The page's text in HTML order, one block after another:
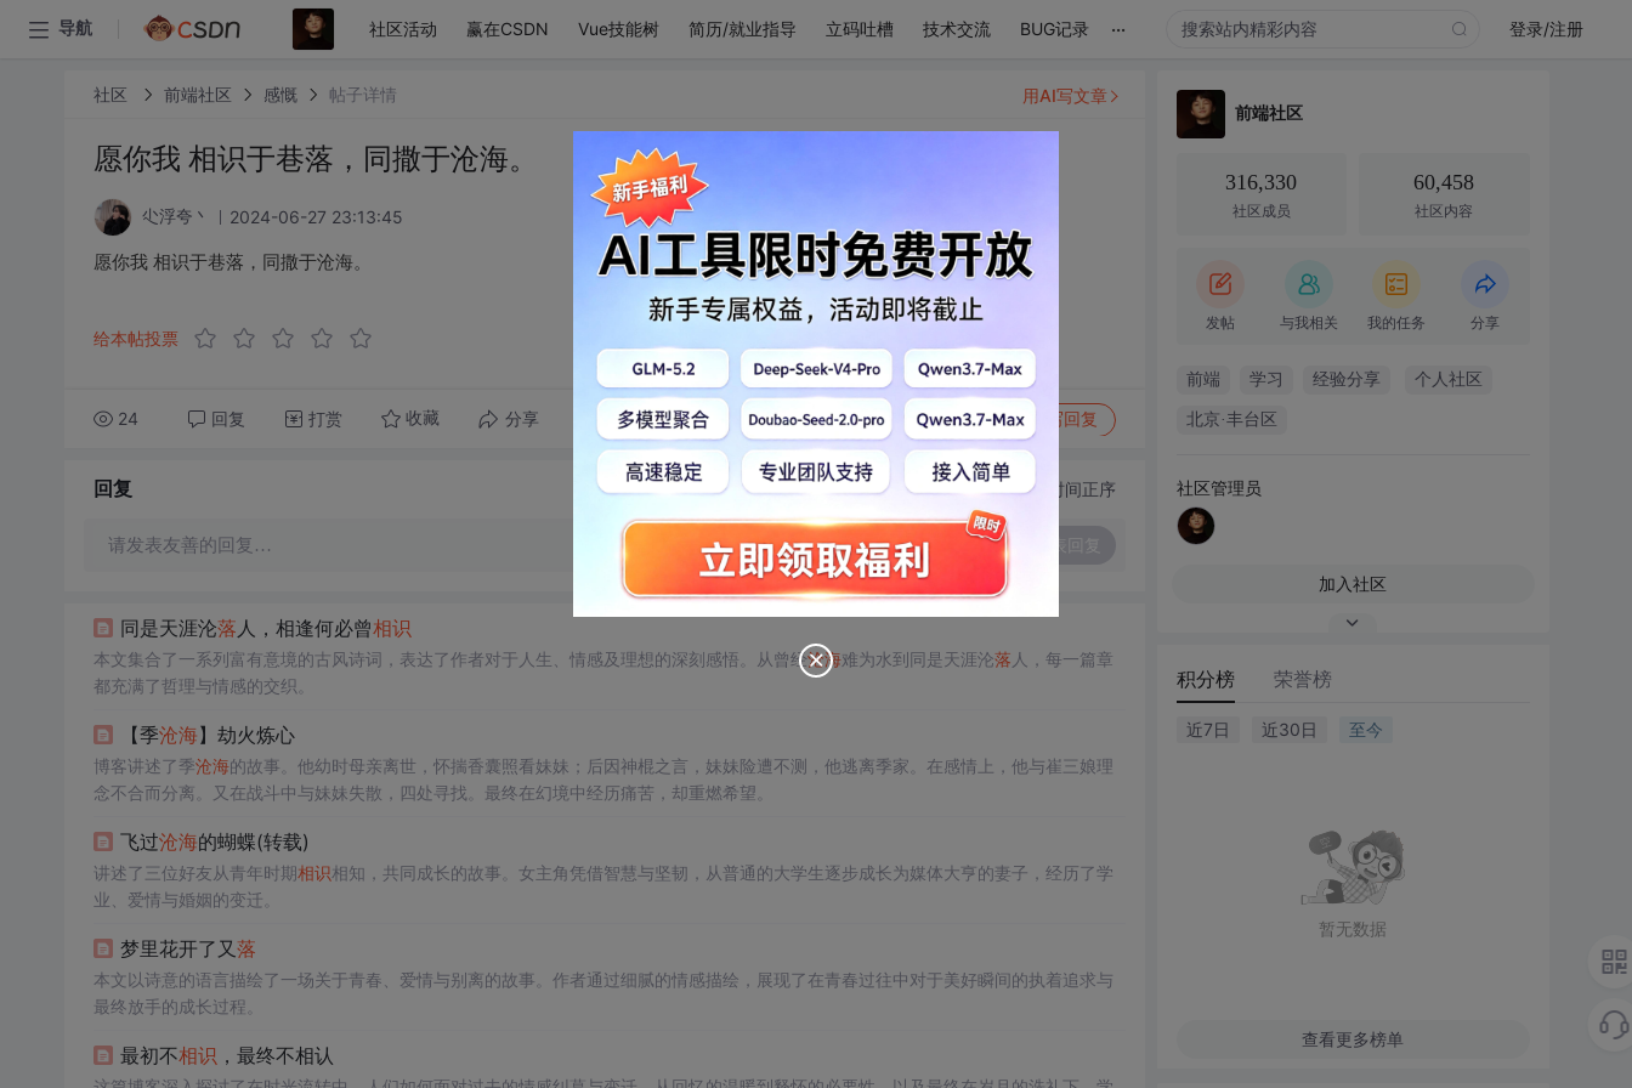
导航 社区活动 赢在CSDN Vue技能树 简历/就业指导 立码吐槽 技术交流 BUG记录 ... 登录/注册
社区 前端社区 感慨 帖子详情
愿你我 相识于巷落，同撒于沧海。 ​​​
尐浮夸丶 2024-06-27 23:13:45
愿你我 相识于巷落，同撒于沧海。 ​​​
给本帖投票
24 回复 打赏 收藏 分享 转发到动态 举报 写回复
用AI写文章
回复 切换为时间正序
请发表友善的回复…
同是天涯沦落 人，相逢何必曾相识
本文集合了一系列富有意境的古风诗词，表达了作者对于人生、情感及理想的深刻感悟。从曾经沧海难为水到同是天涯沦落 人，每一篇章
都充满了哲理与情感的交织。
【季沧海】劫火炼心
博客讲述了季沧海的故事。他幼时母亲离世，怀揣香囊照看妹妹；后因神棍之言，妹妹险遭不测，他逃离季家。在感情上，他与崔三娘理
念不合而分离。又在战斗中与妹妹失散，四处寻找。最终在幻境中经历痛苦，却重燃希望。
飞过沧海的蝴蝶(转载)
讲述了三位好友从青年时期相识相知，共同成长的故事。女主角凭借智慧与坚韧，从普通的大学生逐步成长为媒体大亨的妻子，经历了学
业、爱情与婚姻的变迁。
梦里花开了又落
本文以诗意的语言描绘了一场关于青春、爱情与别离的故事。作者通过细腻的情感描绘，展现了在青春过往中对于美好瞬间的执着追求与
最终放手的成长过程。
最初不相识 ，最终不相认
前端社区
316,330
社区成员
60,458
社区内容
发帖 与我相关 我的任务 分享
前端 学习 经验分享 个人社区
北京·丰台区
社区管理员
加入社区
积分榜 荣誉榜
近7日 近30日 至今
暂无数据
查看更多榜单